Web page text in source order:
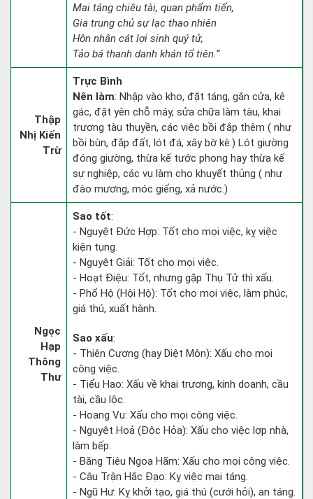
Mai táng chiêu tài, quan phẩm tiến,
Gia trung chủ sự lạc thao nhiên
Hôn nhân cát lợi sinh quý tử,
Tảo bá thanh danh khán tổ tiên.”
Thập
Nhị Kiến
Trừ
Trực Bình
Nên làm: Nhập vào kho, đặt táng, gắn cửa, kê
gác, đặt yên chỗ máy, sửa chữa làm tàu, khai
trương tàu thuyền, các việc bồi đắp thêm ( như
bồi bùn, đắp đất, lót đá, xây bờ kè.) Lót giường
đóng giường, thừa kế tước phong hay thừa kế
sự nghiệp, các vụ làm cho khuyết thủng ( như
đào mương, móc giếng, xả nước.)
Ngọc
Hạp
Thông
Thư
Sao tốt:
- Nguyệt Đức Hợp: Tốt cho mọi việc, kỵ việc
kiện tụng.
- Nguyệt Giải: Tốt cho mọi việc.
- Hoạt Điệu: Tốt, nhưng gặp Thụ Tử thì xấu.
- Phổ Hộ (Hội Hộ): Tốt cho mọi việc, làm phúc,
giá thú, xuất hành.
Sao xấu:
- Thiên Cương (hay Diệt Môn): Xấu cho mọi
công việc.
- Tiểu Hao: Xấu về khai trương, kinh doanh, cầu
tài, cầu lộc.
- Hoang Vu: Xấu cho mọi công việc.
- Nguyệt Hoả (Độc Hỏa): Xấu cho việc lợp nhà,
làm bếp.
- Băng Tiêu Ngoạ Hãm: Xấu cho mọi công việc.
- Câu Trận Hắc Đạo: Kỵ việc mai táng.
- Ngũ Hư: Kỵ khởi tạo, giá thú (cưới hỏi), an táng.